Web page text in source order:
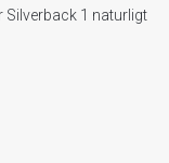
Silverback 1 naturligt